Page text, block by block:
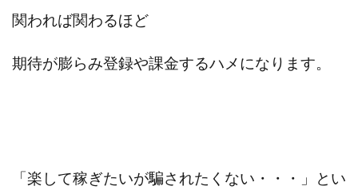
関われば関わるほど
期待が膨らみ登録や課金するハメになります。
「楽して稼ぎたいが騙されたくない・・・」とい